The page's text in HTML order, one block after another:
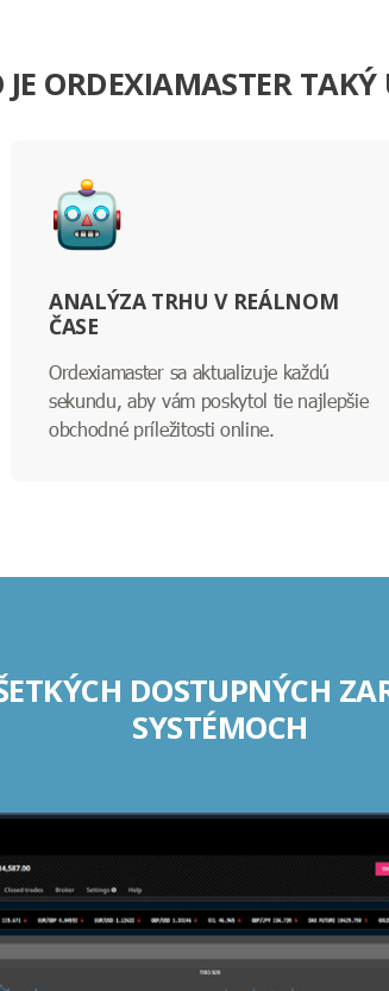
JE ORDEXIAMASTER TAKÝ
ANALÝZA TRHU V REÁLNOM
ČASE
Ordexiamaster sa aktualizuje každú
sekundu, aby vám poskytol tie najlepšie
obchodné príležitosti online.
DOSTUPNÝCH
SYSTÉMOCH